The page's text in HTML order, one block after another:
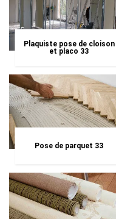
Plaquiste pose de cloison
et placo 33
Pose de parquet 33